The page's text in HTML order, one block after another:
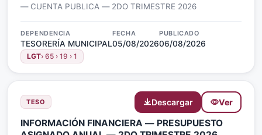
— CUENTA PUBLICA — 2DO TRIMESTRE 2026
DEPENDENCIA
TESORERÍA MUNICIPAL
FECHA
05/08/2026
PUBLICADO
06/08/2026
LGT› 65 › 19 › 1
TESO Descargar Ver
INFORMACIÓN FINANCIERA — PRESUPUESTO